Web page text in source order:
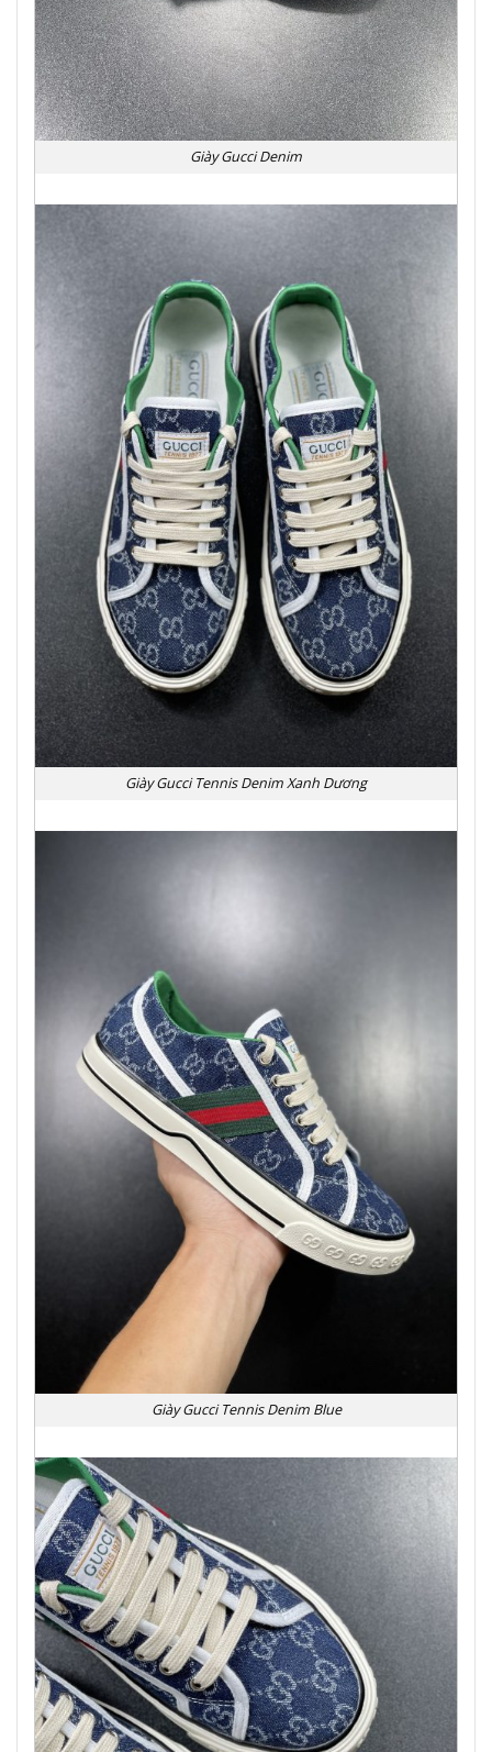
Giày Gucci Denim
Giày Gucci Tennis Denim Xanh Dương
Giày Gucci Tennis Denim Blue